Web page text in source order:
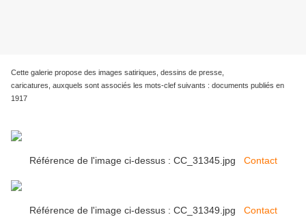
Cette galerie propose des images satiriques, dessins de presse,
caricatures, auxquels sont associés les mots-clef suivants : documents publiés en
1917
Référence de l'image ci-dessus : CC_31345.jpg Contact
Référence de l'image ci-dessus : CC_31349.jpg Contact